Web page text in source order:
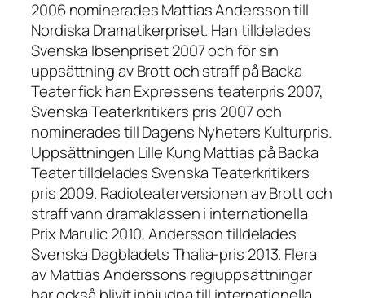
2006 nominerades Mattias Andersson till
Nordiska Dramatikerpriset. Han tilldelades
Svenska Ibsenpriset 2007 och för sin
uppsättning av Brott och straff på Backa
Teater fick han Expressens teaterpris 2007,
Svenska Teaterkritikers pris 2007 och
nominerades till Dagens Nyheters Kulturpris.
Uppsättningen Lille Kung Mattias på Backa
Teater tilldelades Svenska Teaterkritikers
pris 2009. Radioteaterversionen av Brott och
straff vann dramaklassen i internationella
Prix Marulic 2010. Andersson tilldelades
Svenska Dagbladets Thalia-pris 2013. Flera
av Mattias Anderssons regiuppsättningar